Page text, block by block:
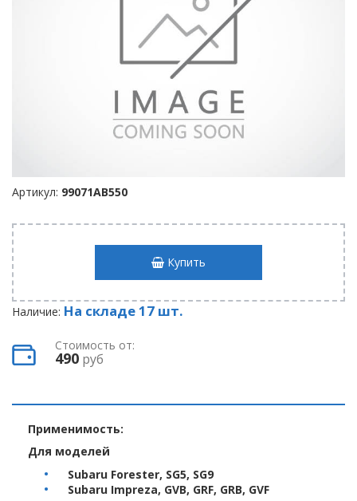
Артикул: 99071AB550
Купить
Наличие: На складе 17 шт.
Стоимость от:
490 руб
Применимость:
Для моделей
Subaru Forester, SG5, SG9
Subaru Impreza, GVB, GRF, GRB, GVF